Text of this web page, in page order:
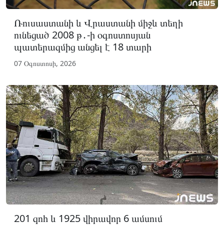
Ռուսաստանի և Վրաստանի միջև տեղի
ունեցած 2008 թ․-ի օգոստոսյան
պատերազմից անցել է 18 տարի
07 Օգոստոսի, 2026
201 զոհ և 1925 վիրավոր 6 ամսում